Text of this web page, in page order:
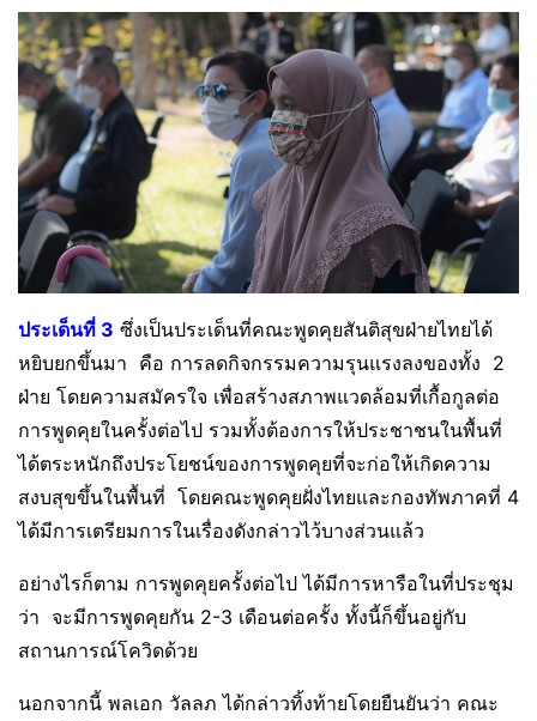
ประเด็นที่​ 3 ซึ่งเป็นประเด็นที่คณะพูดคุยสันติสุขฝ่ายไทยได้
หยิบยกขึ้นมา คือ​ การลดกิจกรรมความรุนแรงลง​ของทั้ง​ 2
ฝ่าย​ โดยความสมัครใจ​ เพื่อสร้างสภาพแวดล้อมที่เกื้อกูลต่อ
การพูดคุยในครั้งต่อไป​ รวมทั้งต้องการให้ประชาชนในพื้นที่
ได้ตระหนักถึงประโยชน์ของการพูดคุยที่จะก่อให้เกิดความ
สงบสุขขึ้นในพื้น​ที่​ โดยคณะพูดคุยฝั่งไทยและกองทัพภาคที่​ 4
ได้มีการเตรียมการในเรื่องดังกล่าวไว้บางส่วนแล้ว
อย่างไรก็ตาม​ การพูดคุยครั้งต่อไป​ ได้มีการหารือในที่ประชุม
ว่า จะมีการพูดคุย​กัน 2-3 เดือนต่อครั้ง​ ทั้งนี้ก็ขึ้นอยู่กับ​
สถานการณ์โควิดด้วย
นอกจากนี้​ พลเอก วัลลภ ​ได้กล่าวทิ้งท้าย​โดยยืนยันว่า​ คณะ